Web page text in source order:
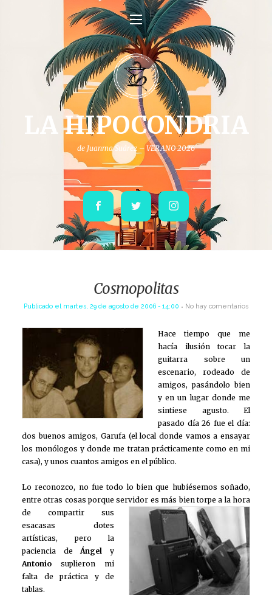
LA HIPOCONDRIA
de Juanma Suárez – VERANO 2026
Facebook Twitter Instagram
Cosmopolitas
Publicado el martes, 29 de agosto de 2006 - 14:00 No hay comentarios
Hace tiempo que me
hacía ilusión tocar la
guitarra sobre un
escenario, rodeado de
amigos, pasándolo bien
y en un lugar donde me
sintiese agusto. El
pasado día 26 fue el día:
dos buenos amigos, Garufa (el local donde vamos a ensayar
los monólogos y donde me tratan prácticamente como en mi
casa), y unos cuantos amigos en el público.
Lo reconozco, no fue todo lo bien que hubiésemos soñado,
entre otras cosas porque servidor es más bien torpe a la hora
de compartir sus
esacasas dotes
artísticas, pero la
paciencia deÁngel y
Antonio suplieron mi
falta de práctica y de
tablas.